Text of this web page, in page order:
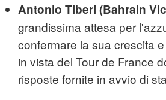
Antonio Tiberi (Bahrain
grandissima attesa per
confermare la sua crescita
in vista del Tour de France
risposte fornite in avvio di